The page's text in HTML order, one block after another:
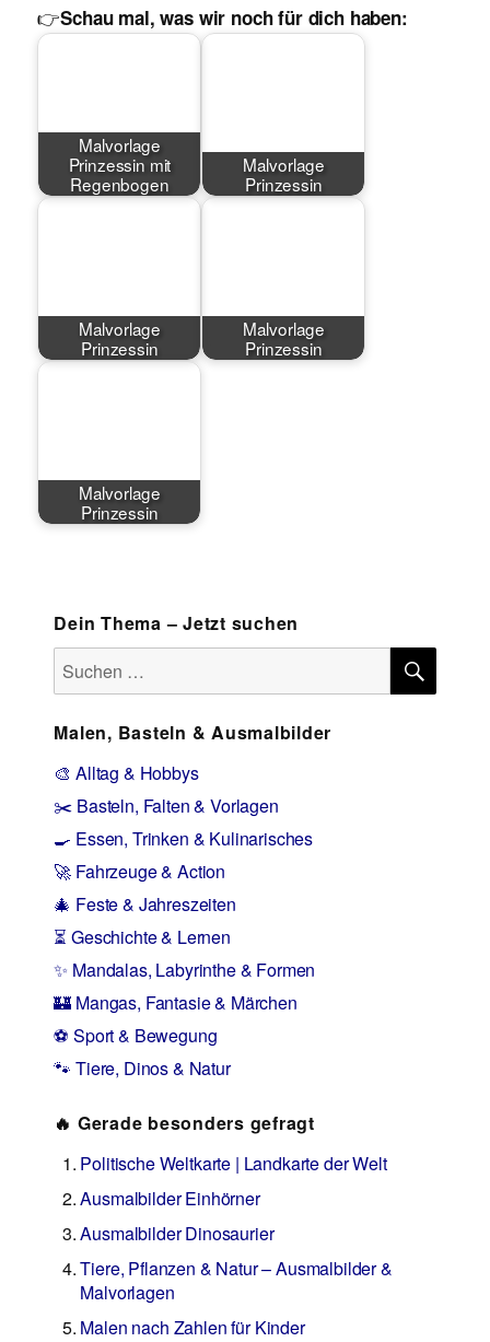
👉Schau mal, was wir noch für dich haben:
Malvorlage
Prinzessin mit
Regenbogen
Malvorlage
Prinzessin
Malvorlage
Prinzessin
Malvorlage
Prinzessin
Malvorlage
Prinzessin
Dein Thema – Jetzt suchen
Suchen
nach:
Malen, Basteln & Ausmalbilder
🎨 Alltag & Hobbys
✂️ Basteln, Falten & Vorlagen
🍳 Essen, Trinken & Kulinarisches
🚀 Fahrzeuge & Action
🎄 Feste & Jahreszeiten
⏳ Geschichte & Lernen
✨ Mandalas, Labyrinthe & Formen
🏰 Mangas, Fantasie & Märchen
⚽ Sport & Bewegung
🐾 Tiere, Dinos & Natur
🔥 Gerade besonders gefragt
Politische Weltkarte | Landkarte der Welt
Ausmalbilder Einhörner
Ausmalbilder Dinosaurier
Tiere, Pflanzen & Natur – Ausmalbilder &
Malvorlagen
Malen nach Zahlen für Kinder